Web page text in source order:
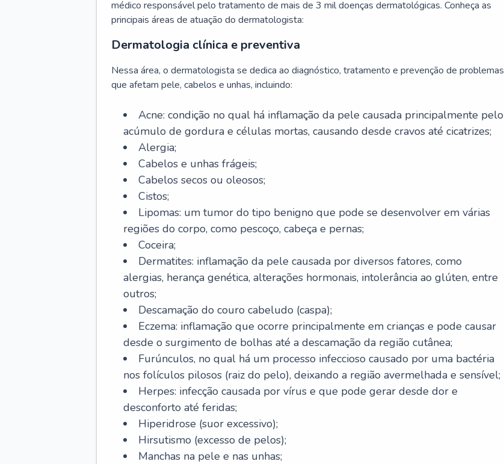
médico responsável pelo tratamento de mais de 3 mil doenças dermatológicas. Conheça as
principais áreas de atuação do dermatologista:
Dermatologia clínica e preventiva
Nessa área, o dermatologista se dedica ao diagnóstico, tratamento e prevenção de problemas
que afetam pele, cabelos e unhas, incluindo:
Acne: condição no qual há inflamação da pele causada principalmente pelo
acúmulo de gordura e células mortas, causando desde cravos até cicatrizes;
Alergia;
Cabelos e unhas frágeis;
Cabelos secos ou oleosos;
Cistos;
Lipomas: um tumor do tipo benigno que pode se desenvolver em várias
regiões do corpo, como pescoço, cabeça e pernas;
Coceira;
Dermatites: inflamação da pele causada por diversos fatores, como
alergias, herança genética, alterações hormonais, intolerância ao glúten, entre
outros;
Descamação do couro cabeludo (caspa);
Eczema: inflamação que ocorre principalmente em crianças e pode causar
desde o surgimento de bolhas até a descamação da região cutânea;
Furúnculos, no qual há um processo infeccioso causado por uma bactéria
nos folículos pilosos (raiz do pelo), deixando a região avermelhada e sensível;
Herpes: infecção causada por vírus e que pode gerar desde dor e
desconforto até feridas;
Hiperidrose (suor excessivo);
Hirsutismo (excesso de pelos);
Manchas na pele e nas unhas;